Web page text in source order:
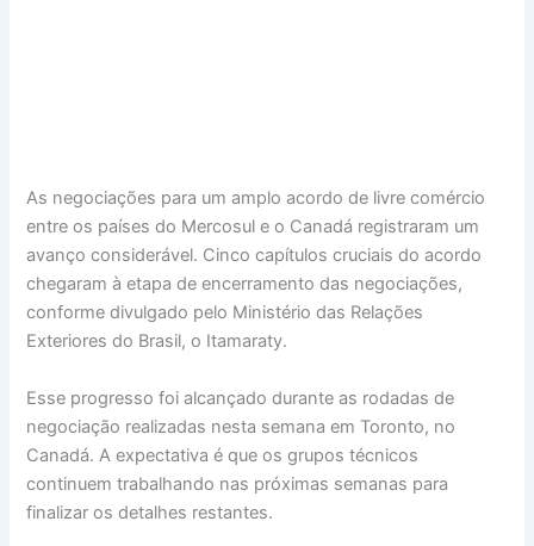
As negociações para um amplo acordo de livre comércio
entre os países do Mercosul e o Canadá registraram um
avanço considerável. Cinco capítulos cruciais do acordo
chegaram à etapa de encerramento das negociações,
conforme divulgado pelo Ministério das Relações
Exteriores do Brasil, o Itamaraty.
Esse progresso foi alcançado durante as rodadas de
negociação realizadas nesta semana em Toronto, no
Canadá. A expectativa é que os grupos técnicos
continuem trabalhando nas próximas semanas para
finalizar os detalhes restantes.